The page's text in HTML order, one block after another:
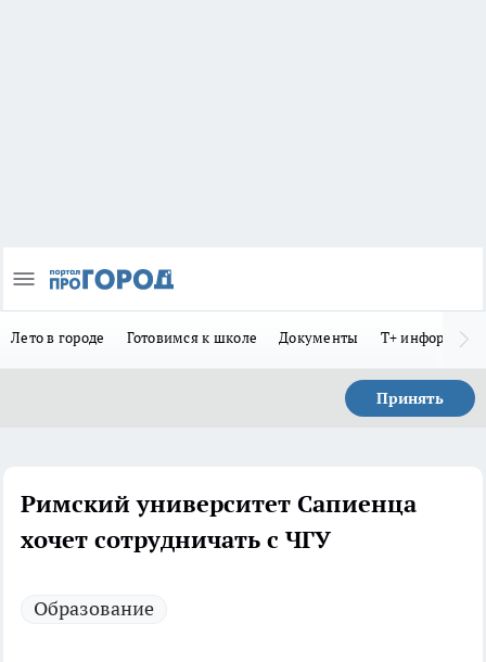
Лето в городе Готовимся к школе Документы Т+
Принять
Римский университет Сапиенца
хочет сотрудничать с ЧГУ
Образование